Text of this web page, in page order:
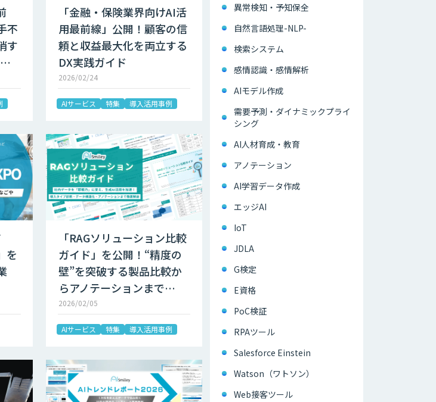
不
す
…
「金融・保険業界向けAI活
用最前線」公開！顧客の信
頼と収益最大化を両立する
DX実践ガイド
2026/02/24
AIサービス 特集 導入活用事例
を
「RAGソリューション比較
ガイド」を公開！“精度の
壁”を突破する製品比較か
らアノテーションまで…
2026/02/05
AIサービス 特集 導入活用事例
異常検知・予知保全
自然言語処理-NLP-
検索システム
感情認識・感情解析
AIモデル作成
需要予測・ダイナミックプライ
シング
AI人材育成・教育
アノテーション
AI学習データ作成
エッジAI
IoT
JDLA
G検定
E資格
PoC検証
RPAツール
Salesforce Einstein
Watson（ワトソン）
Web接客ツール